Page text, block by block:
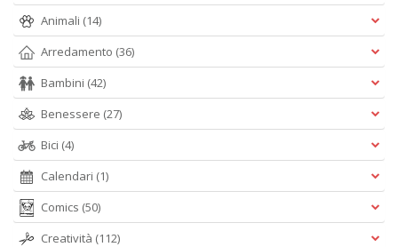
Animali (14)
Arredamento (36)
Bambini (42)
Benessere (27)
Bici (4)
Calendari (1)
Comics (50)
Creatività (112)